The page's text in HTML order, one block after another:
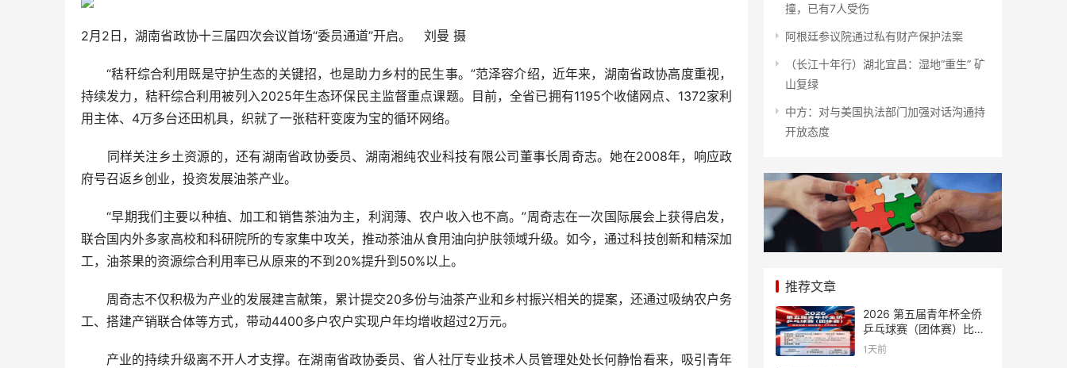
2月2日，湖南省政协十三届四次会议首场“委员通道”开启。 刘曼 摄
“秸秆综合利用既是守护生态的关键招，也是助力乡村的民生事。”范泽容介绍，近年来，湖南省政协高度重视，
持续发力，秸秆综合利用被列入2025年生态环保民主监督重点课题。目前，全省已拥有1195个收储网点、1372家利
用主体、4万多台还田机具，织就了一张秸秆变废为宝的循环网络。
同样关注乡土资源的，还有湖南省政协委员、湖南湘纯农业科技有限公司董事长周奇志。她在2008年，响应政
府号召返乡创业，投资发展油茶产业。
“早期我们主要以种植、加工和销售茶油为主，利润薄、农户收入也不高。”周奇志在一次国际展会上获得启发，
联合国内外多家高校和科研院所的专家集中攻关，推动茶油从食用油向护肤领域升级。如今，通过科技创新和精深加
工，油茶果的资源综合利用率已从原来的不到20%提升到50%以上。
周奇志不仅积极为产业的发展建言献策，累计提交20多份与油茶产业和乡村振兴相关的提案，还通过吸纳农户务
工、搭建产销联合体等方式，带动4400多户农户实现户年均增收超过2万元。
产业的持续升级离不开人才支撑。在湖南省政协委员、省人社厅专业技术人员管理处处长何静怡看来，吸引青年
撞，已有7人受伤
阿根廷参议院通过私有财产保护法案
（长江十年行）湖北宜昌：湿地“重生” 矿
山复绿
中方：对与美国执法部门加强对话沟通持
开放态度
推荐文章
2026 第五届青年杯全侨
乒乓球赛（团体赛）比赛
规则
1天前